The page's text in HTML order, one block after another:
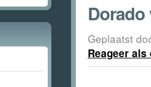
Dorado
Geplaatst
Reageer